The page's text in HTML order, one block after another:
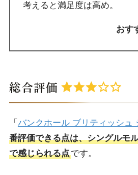
考えると満足度は高め。
おす
総合評価
「 バンクホール ブリティッシュ
番評価できる点は、シングルモ
で感じられる点です。